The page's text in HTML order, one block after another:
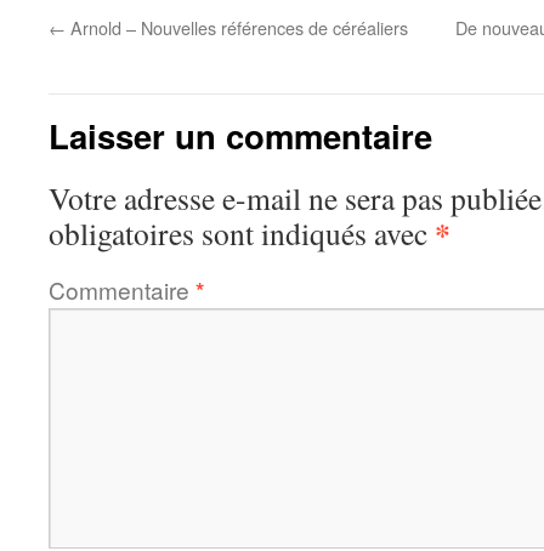
← Arnold – Nouvelles références de céréaliers De
Laisser un commentaire
Votre adresse e-mail ne sera pas
obligatoires sont indiqués avec *
Commentaire *